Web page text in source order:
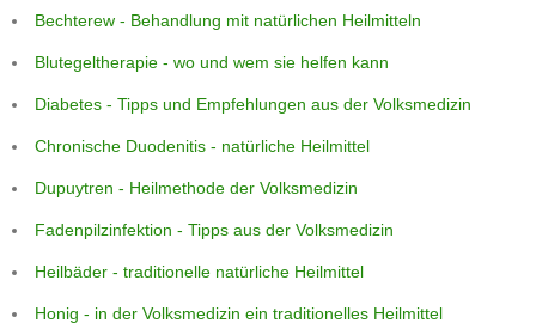
Bechterew - Behandlung mit natürlichen Heilmitteln
Blutegeltherapie - wo und wem sie helfen kann
Diabetes - Tipps und Empfehlungen aus der Volksmedizin
Chronische Duodenitis - natürliche Heilmittel
Dupuytren - Heilmethode der Volksmedizin
Fadenpilzinfektion - Tipps aus der Volksmedizin
Heilbäder - traditionelle natürliche Heilmittel
Honig - in der Volksmedizin ein traditionelles Heilmittel